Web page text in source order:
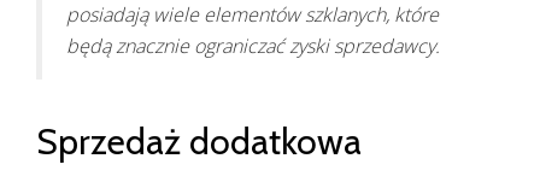
posiadają wiele elementów szklanych, które
będą znacznie ograniczać zyski sprzedawcy.
Sprzedaż dodatkowa